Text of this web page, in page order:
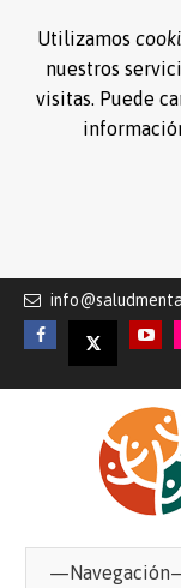
Utilizamos
nuestros
visitas. Puede